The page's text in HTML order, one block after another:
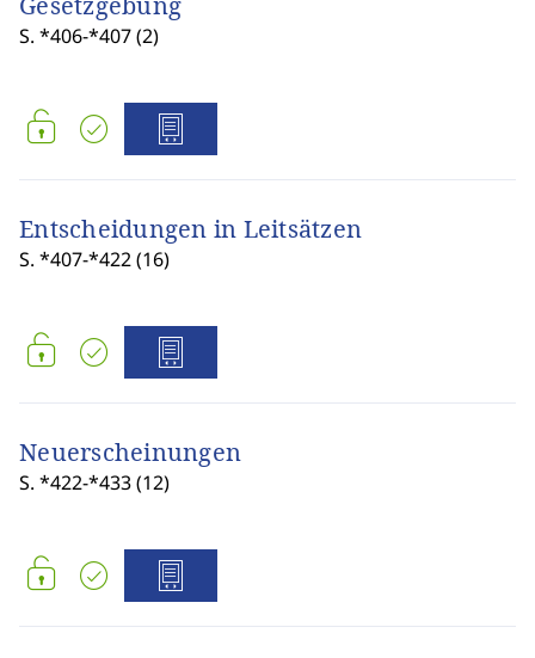
S. *406-*407 (2)
Entscheidungen in Leitsätzen
S. *407-*422 (16)
Neuerscheinungen
S. *422-*433 (12)